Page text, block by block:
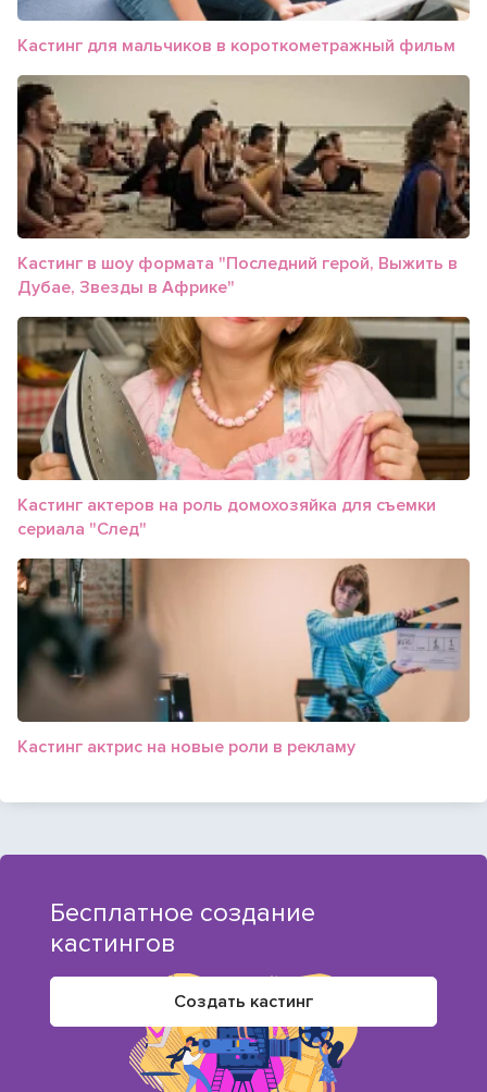
Кастинг для мальчиков в короткометражный фильм
Кастинг в шоу формата "Последний герой, Выжить в
Дубае, Звезды в Африке"
Кастинг актеров на роль домохозяйка для съемки
сериала "След"
Кастинг актрис на новые роли в рекламу
Бесплатное создание
кастингов
Создать кастинг